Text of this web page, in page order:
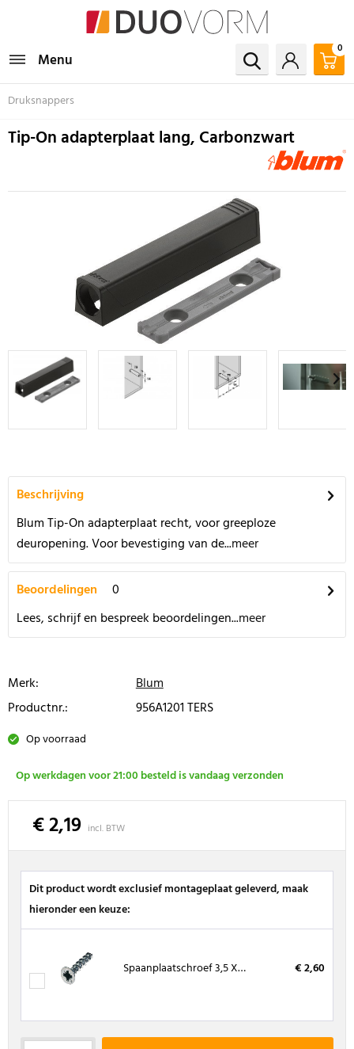
Menu
0
Druksnappers
Tip-On adapterplaat lang, Carbonzwart
Beschrijving
Blum Tip-On adapterplaat recht, voor greeploze
deuropening. Voor bevestiging van de...meer
Beoordelingen
0
Lees, schrijf en bespreek beoordelingen...meer
Merk:
Blum
Productnr.:
956A1201 TERS
Op voorraad
Op werkdagen voor 21:00 besteld is vandaag verzonden
€ 2,19 incl. BTW
Dit product wordt exclusief montageplaat geleverd, maak
hieronder een keuze:
Spaanplaatschroef 3,5 X 16 mm, kruiskop (200 stuks) € 2,60